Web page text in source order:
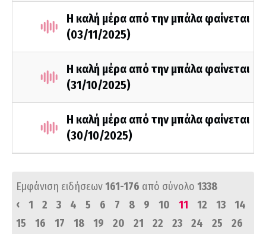
Η καλή μέρα από την μπάλα φαίνεται
(03/11/2025)
Η καλή μέρα από την μπάλα φαίνεται
(31/10/2025)
Η καλή μέρα από την μπάλα φαίνεται
(30/10/2025)
Εμφάνιση ειδήσεων161-176 από σύνολο 1338
‹
1 2 3 4 5 6 7 8 9 10 11 12 13
14
15
16 17 18 19 20 21 22 23 24 25
26